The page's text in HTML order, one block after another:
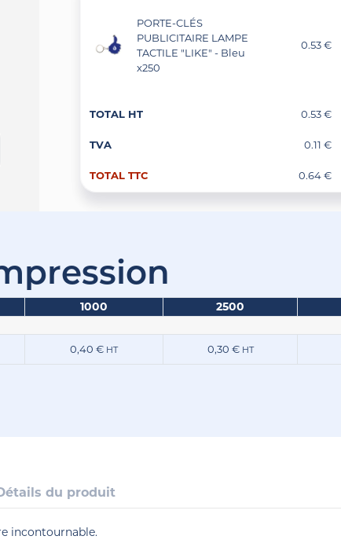
PORTE-CLÉS
PUBLICITAIRE LAMPE
TACTILE "LIKE" - Bleu
x250
0.53 €
TOTAL HT 0.53 €
TVA 0.11 €
TOTAL TTC 0.64 €
1000 2500
0,40 € HT 0,30 € HT
du produit
incontournable.